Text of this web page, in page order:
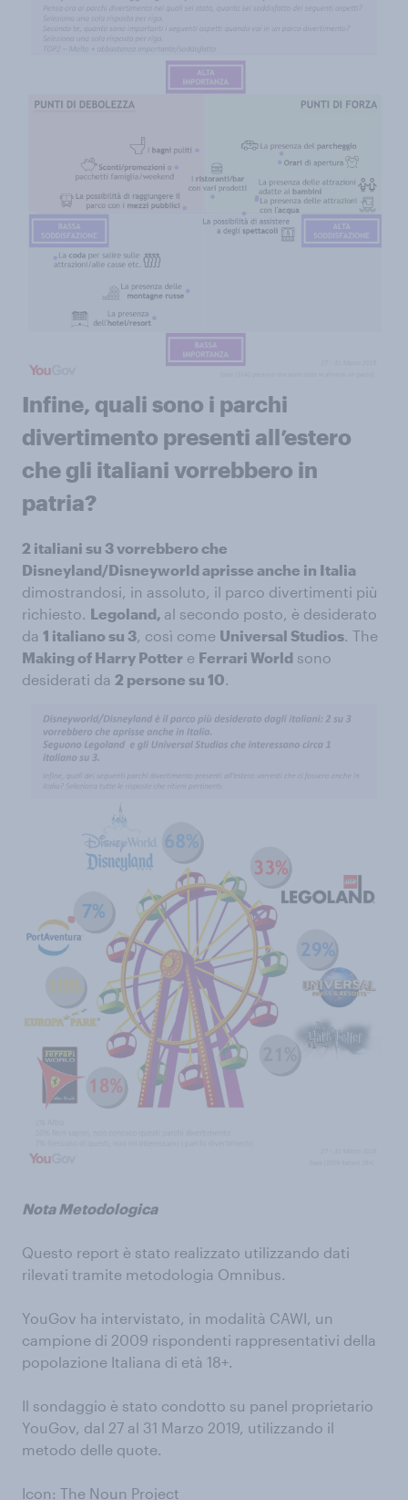
Infine, quali sono i parchi
divertimento presenti all’estero
che gli italiani vorrebbero in
patria?
2 italiani su 3 vorrebbero che
Disneyland/Disneyworld aprisse anche in Italia
dimostrandosi, in assoluto, il parco divertimenti più
richiesto. Legoland, al secondo posto, è desiderato
da 1 italiano su 3, così come Universal Studios. The
Making of Harry Potter e Ferrari World sono
desiderati da 2 persone su 10.
Nota Metodologica
Questo report è stato realizzato utilizzando dati
rilevati tramite metodologia Omnibus.
YouGov ha intervistato, in modalità CAWI, un
campione di 2009 rispondenti rappresentativi della
popolazione Italiana di età 18+.
Il sondaggio è stato condotto su panel proprietario
YouGov, dal 27 al 31 Marzo 2019, utilizzando il
metodo delle quote.
Icon: The Noun Project